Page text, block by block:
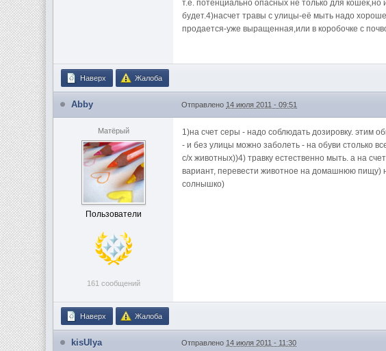
т.е. потенциально опасных не только для
будет.4)насчет травы с улицы-её мыть надо
продается-уже выращенная,или в коробочке с
Наверх Жалоба
Abby Отправлено 14 июля 2011 - 09:51
Матёрый
Пользователи
161 сообщений
1)на счет серы - надо соблюдать дозировку. этим
- и без улицы можно заболеть - на обуви столько
с/х животных))4) травку естественно мыть. а на
вариант, перевести животное на домашнюю пищу)
солнышко)
Наверх Жалоба
kisUlya Отправлено 14 июля 2011 - 11:30